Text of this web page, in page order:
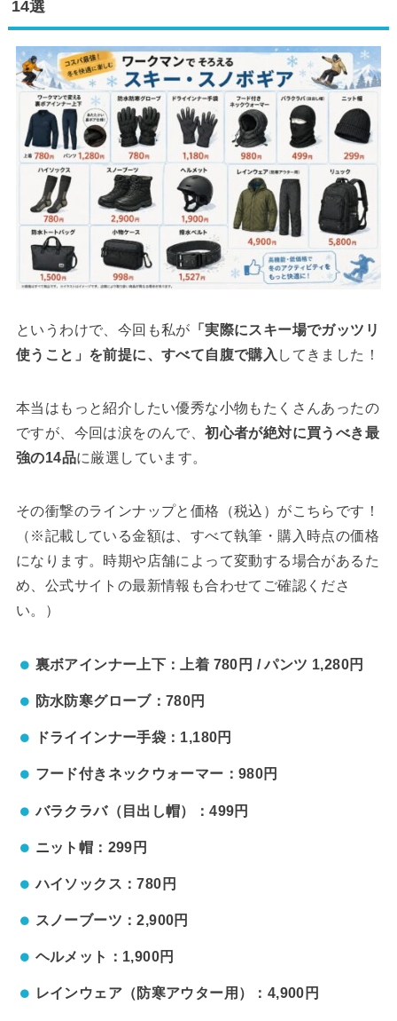
14選
というわけで、今回も私が 「実際にスキー場でガッツリ
使うこと」を前提に、すべて自腹で購入 してきました！
本当はもっと紹介したい優秀な小物もたくさんあったの
ですが、今回は涙をのんで、初心者が絶対に買うべき最
強の14品に厳選しています。
その衝撃のラインナップと価格（税込）がこちらです！
（※記載している金額は、すべて執筆・購入時点の価格
になります。時期や店舗によって変動する場合があるた
め、公式サイトの最新情報も合わせてご確認くださ
い。）
裏ボアインナー上下：上着 780円 / パンツ 1,280円
防水防寒グローブ：780円
ドライインナー手袋：1,180円
フード付きネックウォーマー：980円
バラクラバ（目出し帽）：499円
ニット帽：299円
ハイソックス：780円
スノーブーツ：2,900円
ヘルメット：1,900円
レインウェア（防寒アウター用）：4,900円